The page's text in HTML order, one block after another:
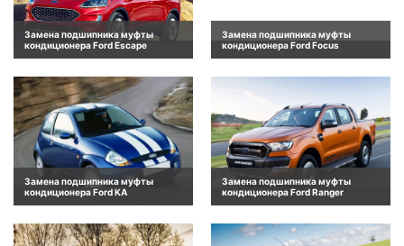
Замена подшипника муфты
кондиционера Ford Escape
Замена подшипника муфты
кондиционера Ford Focus
Замена подшипника муфты
кондиционера Ford KA
Замена подшипника муфты
кондиционера Ford Ranger